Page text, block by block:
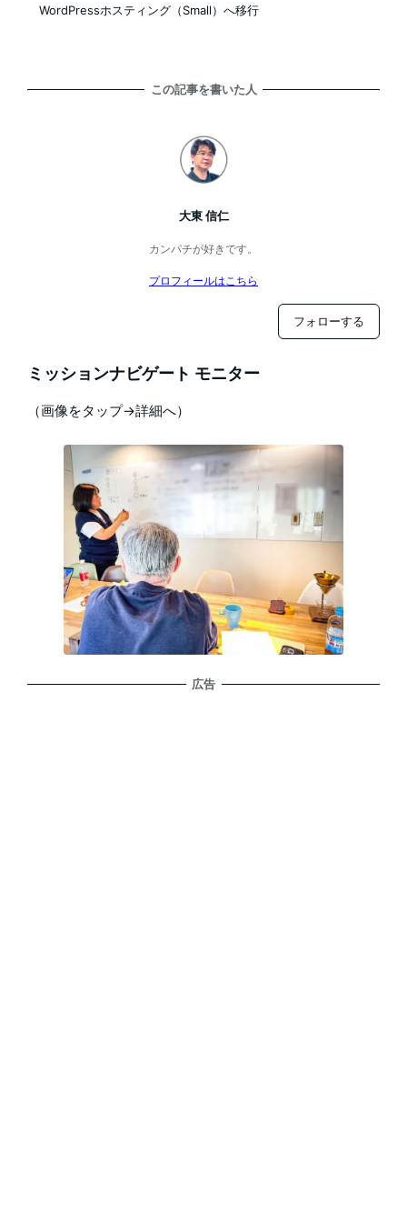
WordPressホスティング（Small）へ移行
この記事を書いた人
大東 信仁
カンパチが好きです。
プロフィールはこちら
フォローする
ミッションナビゲート モニター
（画像をタップ→詳細へ）
広告